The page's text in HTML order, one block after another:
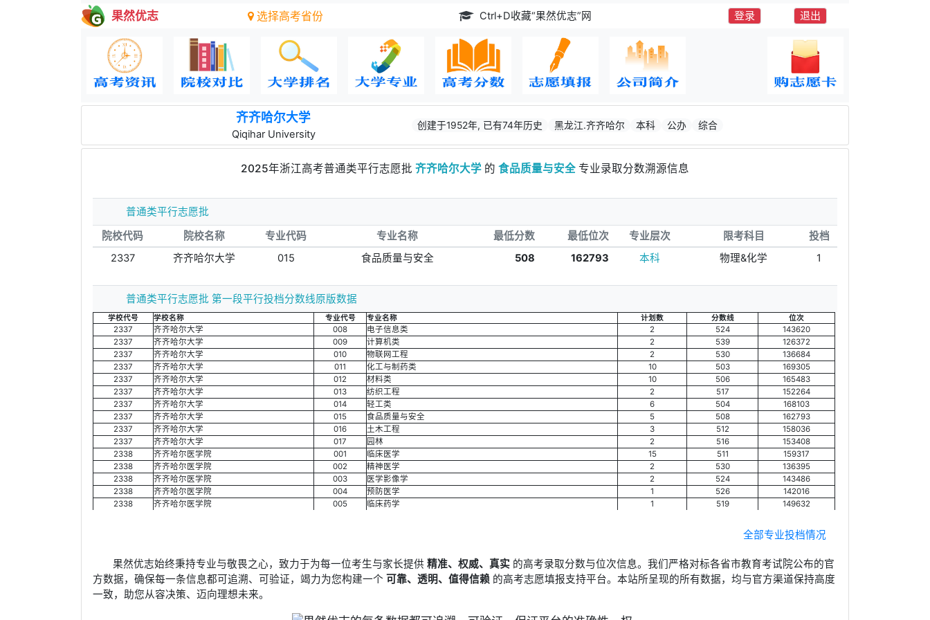
果然优志 选择高考省份 Ctrl+D收藏“果然优志”网 登录 退出
齐齐哈尔大学
Qiqihar University
创建于1952年, 已有74年历史 黑龙江.齐齐哈尔 本科 公办 综合
2025年浙江高考普通类平行志愿批 齐齐哈尔大学 的 食品质量与安全 专业录取分数溯源信息
普通类平行志愿批
院校代码
院校名称 专业代码 专业名称 最低分数 最低位次 专业层次 限考科目
投档
2337
齐齐哈尔大学 015 食品质量与安全 508 162793 本科 物理&化学 1
普通类平行志愿批 第一段平行投档分数线原版数据
学校代号 学校名称 专业代号 专业名称 计划数 分数线 位次
2337 齐齐哈尔大学 008 电子信息类 2 524
143620
2337
齐齐哈尔大学 009 计算机类 2 539
126372
2337
齐齐哈尔大学 010 物联网工程 2 530
136684
2337
齐齐哈尔大学 011 化工与制药类 10 503
169305
2337
齐齐哈尔大学 012 材料类 10 506
165483
2337
齐齐哈尔大学 013 纺织工程 2 517
152264
2337
齐齐哈尔大学 014 轻工类 6 504
168103
2337
齐齐哈尔大学 015 食品质量与安全 5 508
162793
2337
齐齐哈尔大学 016 土木工程 3 512
158036
2337
齐齐哈尔大学 017 园林 2 516
153408
2338
齐齐哈尔医学院 001 临床医学 15 511
159317
2338
齐齐哈尔医学院 002 精神医学 2 530
136395
2338
齐齐哈尔医学院 003 医学影像学 2 524
143486
2338
齐齐哈尔医学院 004 预防医学 1 526
142016
2338
齐齐哈尔医学院 005 临床药学 1 519 149632
全部专业投档情况
果然优志始终秉持专业与敬畏之心，致力于为每一位考生与家长提供精准、权威、真实 的高考录取分数与位次信息。我们严格对标各省市教育考试院公布的官
方数据，确保每一条信息都可追溯、可验证，竭力为您构建一个 可靠、透明、值得信赖 的高考志愿填报支持平台。本站所呈现的所有数据，均与官方渠道保持高度
一致，助您从容决策、迈向理想未来。